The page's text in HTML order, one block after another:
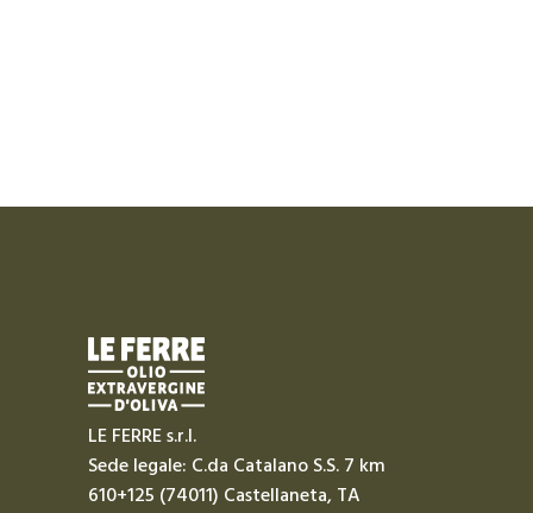
LE FERRE s.r.l.
Sede legale: C.da Catalano S.S. 7 km
610+125 (74011) Castellaneta, TA